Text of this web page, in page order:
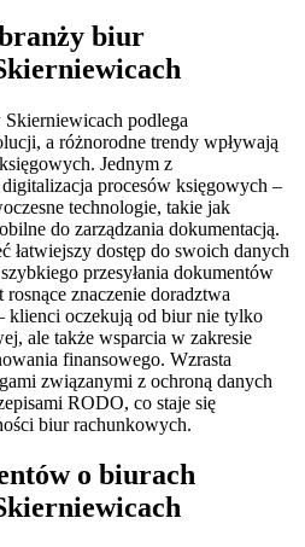
biur
podlega
a różnorodne trendy wpływają
Jednym z
procesów księgowych –
technologie, takie jak
do zarządzania dokumentacją.
łatwiejszy dostęp do swoich danych
przesyłania dokumentów
znaczenie doradztwa
klienci oczekują od biur nie tylko
ale także wsparcia w zakresie
finansowego. Wzrasta
związanymi z ochroną danych
RODO, co staje się
biur rachunkowych.
o biurach